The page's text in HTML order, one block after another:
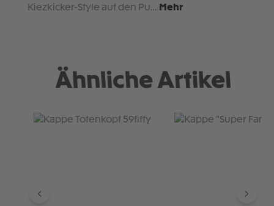
Kiezkicker-Style auf den Pu… Mehr
Ähnliche Artikel
Produktgalerie überspringen